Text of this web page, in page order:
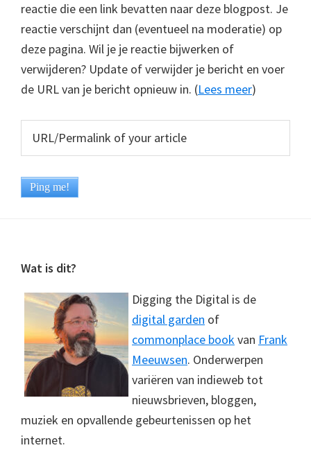
reactie die een link bevatten naar deze blogpost. Je
reactie verschijnt dan (eventueel na moderatie) op
deze pagina. Wil je je reactie bijwerken of
verwijderen? Update of verwijder je bericht en voer
de URL van je bericht opnieuw in. (Lees meer)
Footer
Wat is dit?
Digging the Digital is de
digital garden of
commonplace bookvan Frank
Meeuwsen. Onderwerpen
variëren van indieweb tot
nieuwsbrieven, bloggen,
muziek en opvallende gebeurtenissen op het
internet.